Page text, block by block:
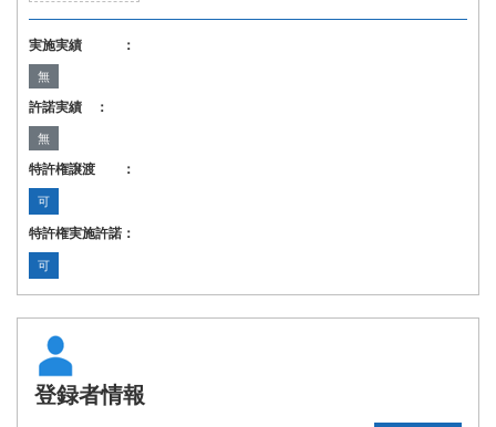
実施実績 ：
無
許諾実績 ：
無
特許権譲渡 ：
可
特許権実施許諾：
可
登録者情報